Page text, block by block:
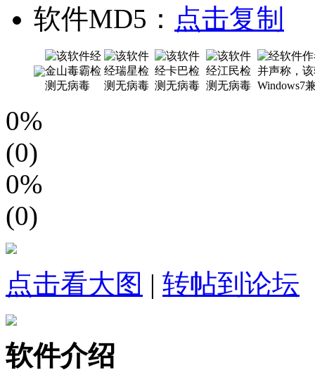
软件MD5： 点击复制
0%
(0)
0%
(0)
点击看大图 | 转帖到论坛
软件介绍